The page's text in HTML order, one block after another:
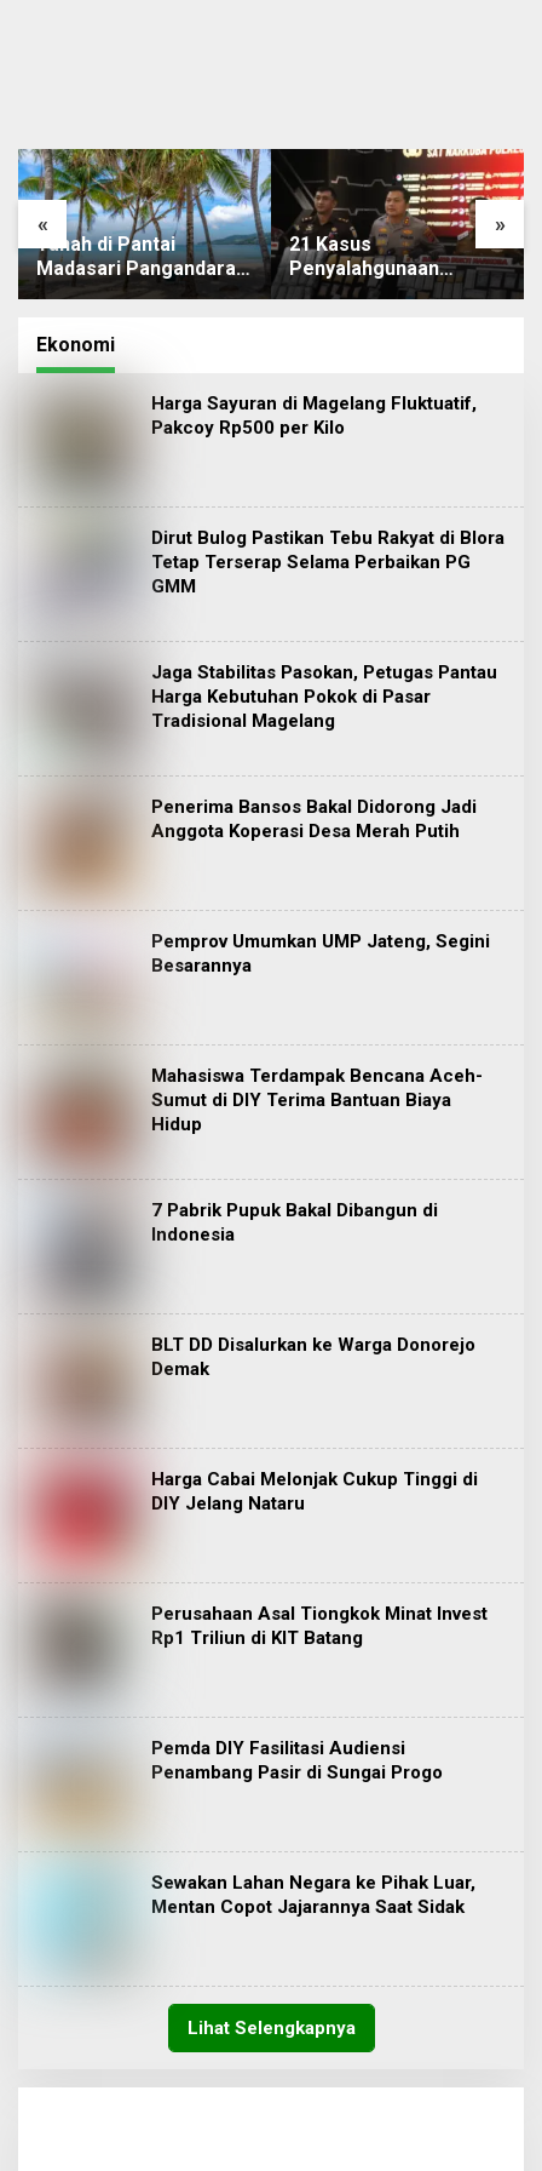
« »
Tanah di Pantai
Madasari Pangandaran
Dimiliki Perorangan,
Sertifikat
21 Kasus
Penyalahgunaan
Narkoba di Subang
Ekonomi
Harga Sayuran di Magelang Fluktuatif,
Pakcoy Rp500 per Kilo
Dirut Bulog Pastikan Tebu Rakyat di Blora
Tetap Terserap Selama Perbaikan PG
GMM
Jaga Stabilitas Pasokan, Petugas Pantau
Harga Kebutuhan Pokok di Pasar
Tradisional Magelang
Penerima Bansos Bakal Didorong Jadi
Anggota Koperasi Desa Merah Putih
Pemprov Umumkan UMP Jateng, Segini
Besarannya
Mahasiswa Terdampak Bencana Aceh-
Sumut di DIY Terima Bantuan Biaya
Hidup
7 Pabrik Pupuk Bakal Dibangun di
Indonesia
BLT DD Disalurkan ke Warga Donorejo
Demak
Harga Cabai Melonjak Cukup Tinggi di
DIY Jelang Nataru
Perusahaan Asal Tiongkok Minat Invest
Rp1 Triliun di KIT Batang
Pemda DIY Fasilitasi Audiensi
Penambang Pasir di Sungai Progo
Sewakan Lahan Negara ke Pihak Luar,
Mentan Copot Jajarannya Saat Sidak
Lihat Selengkapnya